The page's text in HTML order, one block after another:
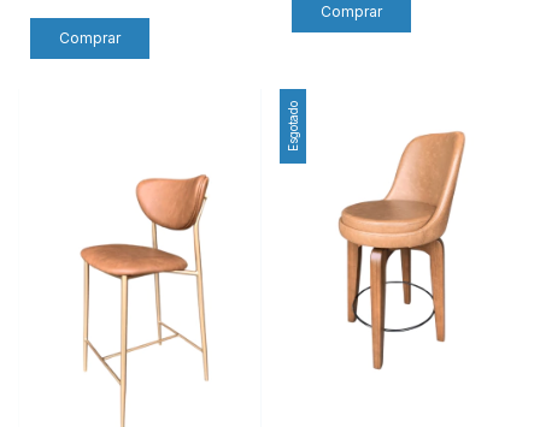
Comprar
Comprar
Esgotado